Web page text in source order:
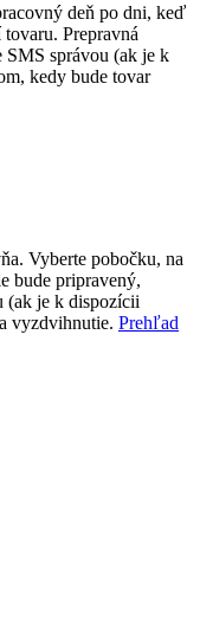
deň po dni, keď
Prepravná
SMS správou (ak je k
kedy bude tovar
Vyberte pobočku, na
bude pripravený,
(ak je k dispozícii
vyzdvihnutie. Prehľad